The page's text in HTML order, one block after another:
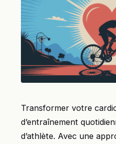
Transformer votre
d’entraînement
d’athlète. Avec une